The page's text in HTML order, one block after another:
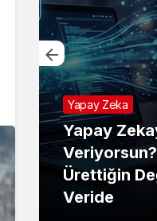
Yapay Zeka
Yapay
Veriyorsun?
Ürettiğin
Veride